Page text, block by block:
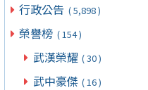
行政公告 ( 5,898 )
榮譽榜 ( 154 )
武漢榮耀 ( 30 )
武中豪傑 ( 16 )